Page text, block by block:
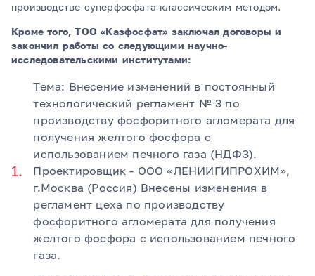
производстве суперфосфата классическим методом.
Кроме того, ТОО «Казфосфат» заключал договоры и
закончил работы со следующими научно-
исследовательскими институтами:
Тема: Внесение изменений в постоянный
технологический регламент № 3 по
производству фосфоритного агломерата для
получения желтого фосфора с
использованием печного газа (НДФЗ).
Проектировщик - ООО «ЛЕНИИГИПРОХИМ»,
г.Москва (Россия) Внесены изменения в
регламент цеха по производству
фосфоритного агломерата для получения
желтого фосфора с использованием печного
газа.